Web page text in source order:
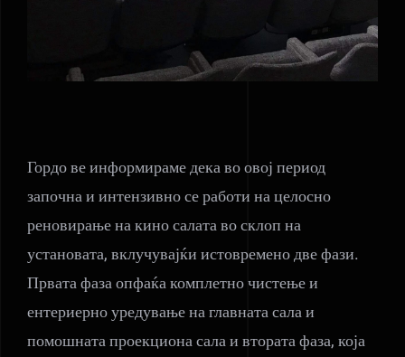
Гордо ве информираме дека во овој период
започна и интензивно се работи на целосно
реновирање на кино салата во склоп на
установата, вклучувајќи истовремено две фази.
Првата фаза опфаќа комплетно чистење и
ентериерно уредување на главната сала и
помошната проекциона сала и втората фаза, која